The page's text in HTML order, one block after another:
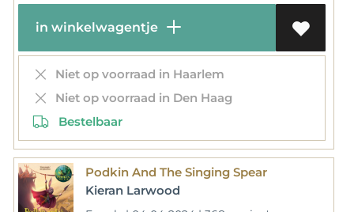
in winkelwagentje
Niet op voorraad in Haarlem
Niet op voorraad in Den Haag
Bestelbaar
Podkin And The Singing Spear
Kieran Larwood